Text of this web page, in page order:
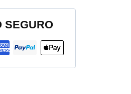
SEGURO